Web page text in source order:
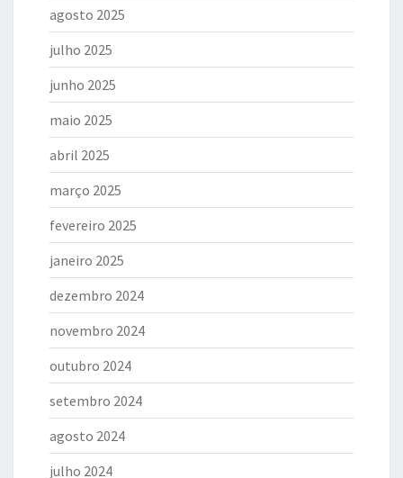
agosto 2025
julho 2025
junho 2025
maio 2025
abril 2025
março 2025
fevereiro 2025
janeiro 2025
dezembro 2024
novembro 2024
outubro 2024
setembro 2024
agosto 2024
julho 2024